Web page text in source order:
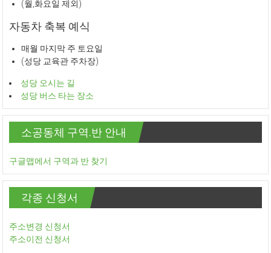
(월,화요일 제외)
자동차 축복 예식
매월 마지막 주 토요일
(성당 교육관 주차장)
성당 오시는 길
성당 버스 타는 장소
소공동체 구역.반 안내
구글맵에서 구역과 반 찾기
각종 신청서
주소변경 신청서
주소이전 신청서